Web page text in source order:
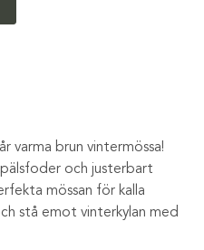
varma brun vintermössa!
och justerbart
mössan för kalla
stå emot vinterkylan med